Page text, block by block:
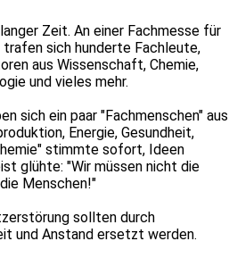
Zeit. An einer Fachmesse für
sich hunderte Fachleute,
aus Wissenschaft, Chemie,
und vieles mehr.
sich ein paar "Fachmenschen" aus
Energie, Gesundheit,
stimmte sofort, Ideen
glühte: "Wir müssen nicht die
Menschen!"
sollten durch
und Anstand ersetzt werden.